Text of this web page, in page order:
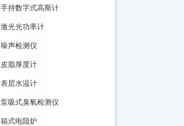
手持数字式高斯计
激光光功率计
噪声检测仪
皮脂厚度计
表层水温计
泵吸式臭氧检测仪
箱式电阻炉